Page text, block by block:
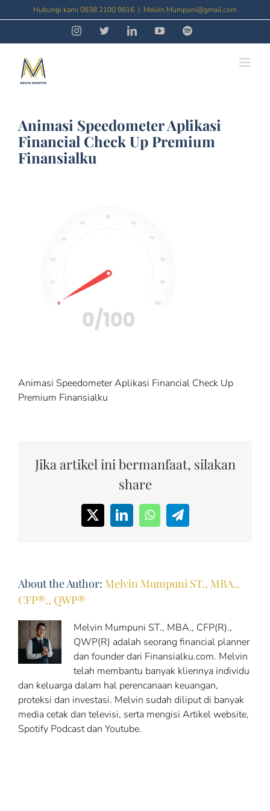
to
Hubungi kami 0838 2100 9816 | Melvin.Mumpuni@gmail.com
InstagramThreadsLinkedInYouTubeSpotify
Animasi Speedometer Aplikasi
Financial Check Up Premium
Finansialku
Animasi Speedometer Aplikasi Financial Check Up
Premium Finansialku
Jika artikel ini bermanfaat, silakan
share
X LinkedInWhatsAppTelegram
About the Author: Melvin Mumpuni ST., MBA.,
CFP®., QWP®
Melvin Mumpuni ST., MBA., CFP(R).,
QWP(R) adalah seorang financial planner
dan founder dari Finansialku.com. Melvin
telah membantu banyak kliennya individu
dan keluarga dalam hal perencanaan keuangan,
proteksi dan investasi. Melvin sudah diliput di banyak
media cetak dan televisi, serta mengisi Artikel website,
Spotify Podcast dan Youtube.